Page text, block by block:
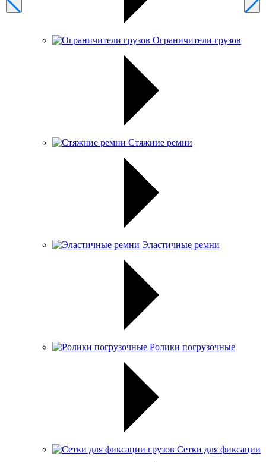
Ограничители грузов
Стяжние ремни
Эластичные ремни
Ролики погрузочные
Сетки для фиксации